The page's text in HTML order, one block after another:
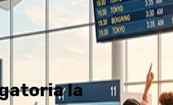
la